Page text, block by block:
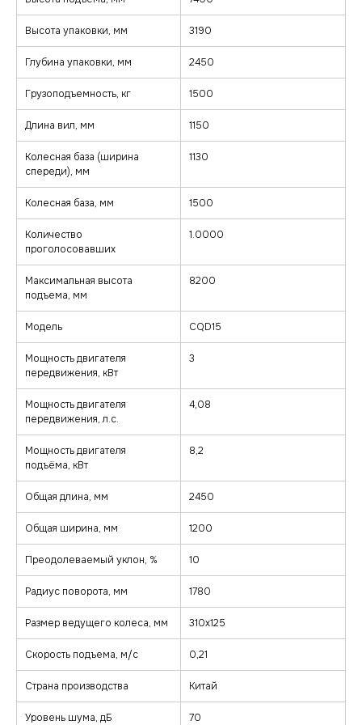
Высота упаковки, мм 3190
Глубина упаковки, мм 2450
Грузоподъемность, кг 1500
Длина вил, мм 1150
Колесная база (ширина
спереди), мм
1130
Колесная база, мм 1500
Количество
проголосовавших
1.0000
Максимальная высота
подъема, мм
8200
Модель CQD15
Мощность двигателя
передвижения, кВт
3
Мощность двигателя
передвижения, л.с.
4,08
Мощность двигателя
подъёма, кВт
8,2
Общая длина, мм 2450
Общая ширина, мм 1200
Преодолеваемый уклон, % 10
Радиус поворота, мм 1780
Размер ведущего колеса, мм 310х125
Скорость подъема, м/с 0,21
Страна производства Китай
Уровень шума, дБ 70